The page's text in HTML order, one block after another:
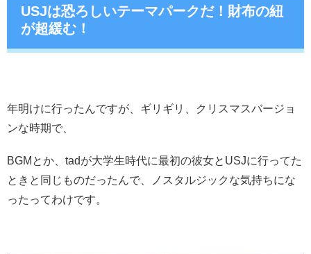
USJは恐ろしいテーマパークだ！財布の紐
が超緩む！
年明けに行ったんですが、ギリギリ、クリスマスバージョ
ンな時期で、
BGMとか、tadが大学生時代に最初の彼女とUSJに行ってた
ときと同じものだったんで、ノスタルジックな気持ちにな
ったってわけです。